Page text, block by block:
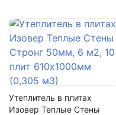
Утеплитель в плитах
Изовер Теплые Стены